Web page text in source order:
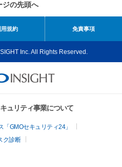
ジの先頭へ
用規約 免責事項
Inc. All Rights Reserved.
ュリティ事業について
GMOセキュリティ24」
ク診断